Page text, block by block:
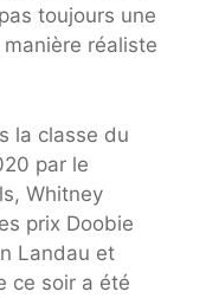
toujours une
réaliste
la classe du
par le
Whitney
prix Doobie
Landau et
ce soir a été